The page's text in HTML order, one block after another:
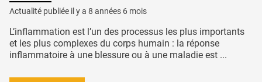
Actualité publiée il y a 8 années 6 mois
L’inflammation est l’un des processus les plus importants
et les plus complexes du corps humain : la réponse
inflammatoire à une blessure ou à une maladie est ...